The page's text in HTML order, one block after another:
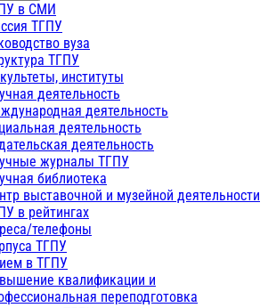
в СМИ
ТГПУ
вуза
ТГПУ
институты
деятельность
деятельность
деятельность
деятельность
журналы ТГПУ
библиотека
выставочной и музейной деятельности
в рейтингах
телефоны
ТГПУ
в ТГПУ
квалификации и
переподготовка